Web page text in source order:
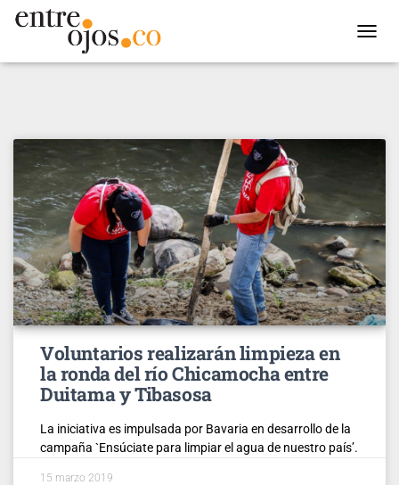
Voluntarios realizarán limpieza en
la ronda del río Chicamocha entre
Duitama y Tibasosa
La iniciativa es impulsada por Bavaria en desarrollo de la
campaña `Ensúciate para limpiar el agua de nuestro país’.
15 marzo 2019